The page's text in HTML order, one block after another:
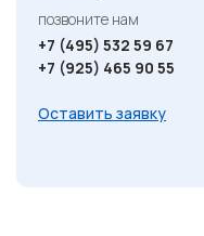
позвоните нам
+7 (495) 532 59 67
+7 (925) 465 90 55
Оставить заявку